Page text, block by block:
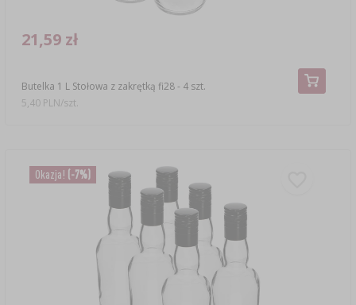
Butelka 1 L Stołowa z zakrętką fi28 - 4 szt.
21,59 zł
5,40 PLN/szt.
Okazja! (-7%)